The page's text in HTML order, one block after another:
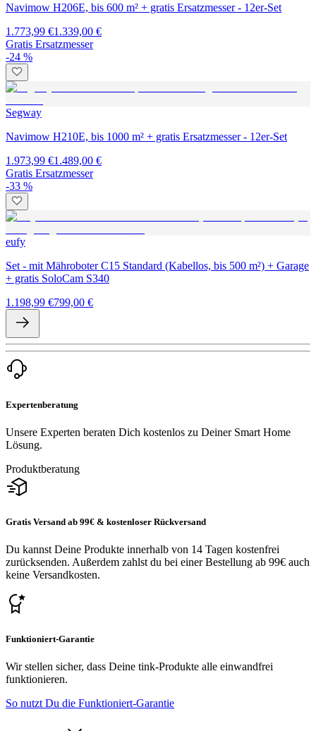
Navimow H206E, bis 600 m² + gratis Ersatzmesser - 12er-Set
1.773,99 €1.339,00 €
Gratis Ersatzmesser
-24 %
Segway
Navimow H210E, bis 1000 m² + gratis Ersatzmesser - 12er-Set
1.973,99 €1.489,00 €
Gratis Ersatzmesser
-33 %
eufy
Set - mit Mähroboter C15 Standard (Kabellos, bis 500 m²) + Garage
+ gratis SoloCam S340
1.198,99 €799,00 €
Expertenberatung
Unsere Experten beraten Dich kostenlos zu Deiner Smart Home
Lösung.
Produktberatung
Gratis Versand ab 99€ & kostenloser Rückversand
Du kannst Deine Produkte innerhalb von 14 Tagen kostenfrei
zurücksenden. Außerdem zahlst du bei einer Bestellung ab 99€ auch
keine Versandkosten.
Funktioniert-Garantie
Wir stellen sicher, dass Deine tink-Produkte alle einwandfrei
funktionieren.
So nutzt Du die Funktioniert-Garantie